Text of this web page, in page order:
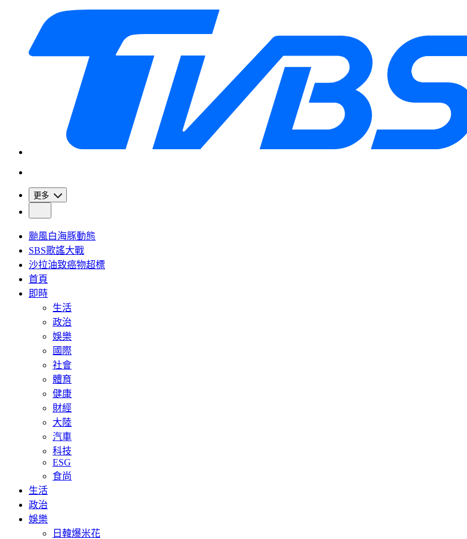
更多
颱風白海豚動態
SBS歌謠大戰
沙拉油致癌物超標
首頁
即時
生活
政治
娛樂
國際
社會
體育
健康
財經
大陸
汽車
科技
ESG
食尚
生活
政治
娛樂
日韓爆米花